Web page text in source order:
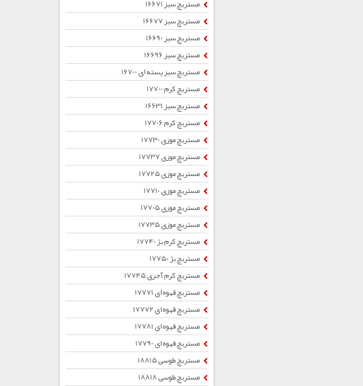
مستربچ سبز 16671
مستربچ سبز 16677
مستربچ سبز 16690
مستربچ سبز 16696
مستربچ سبز پسته ای 16700
مستربچ کرم 17700
مستربچ سبز 16631
مستربچ کرم 17706
مستربچ موزی 17730
مستربچ موزی 17737
مستربچ موزی 17725
مستربچ موزی 17710
مستربچ موزی 17705
مستربچ موزی 17735
مستربچ کرم بژ 17740
مستربچ بژ 17750
مستربچ کرم آجری 17745
مستربچ قهوه ای 17771
مستربچ قهوه ای 17772
مستربچ قهوه ای 17781
مستربچ قهوه ای 17790
مستربچ طوسی 18815
مستربچ طوسی 18818